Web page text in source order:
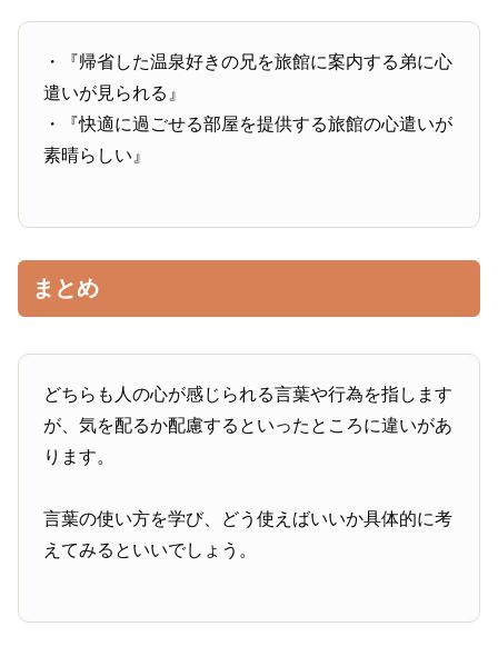
・『帰省した温泉好きの兄を旅館に案内する弟に心
遣いが見られる』
・『快適に過ごせる部屋を提供する旅館の心遣いが
素晴らしい』
まとめ
どちらも人の心が感じられる言葉や行為を指します
が、気を配るか配慮するといったところに違いがあ
ります。
言葉の使い方を学び、どう使えばいいか具体的に考
えてみるといいでしょう。